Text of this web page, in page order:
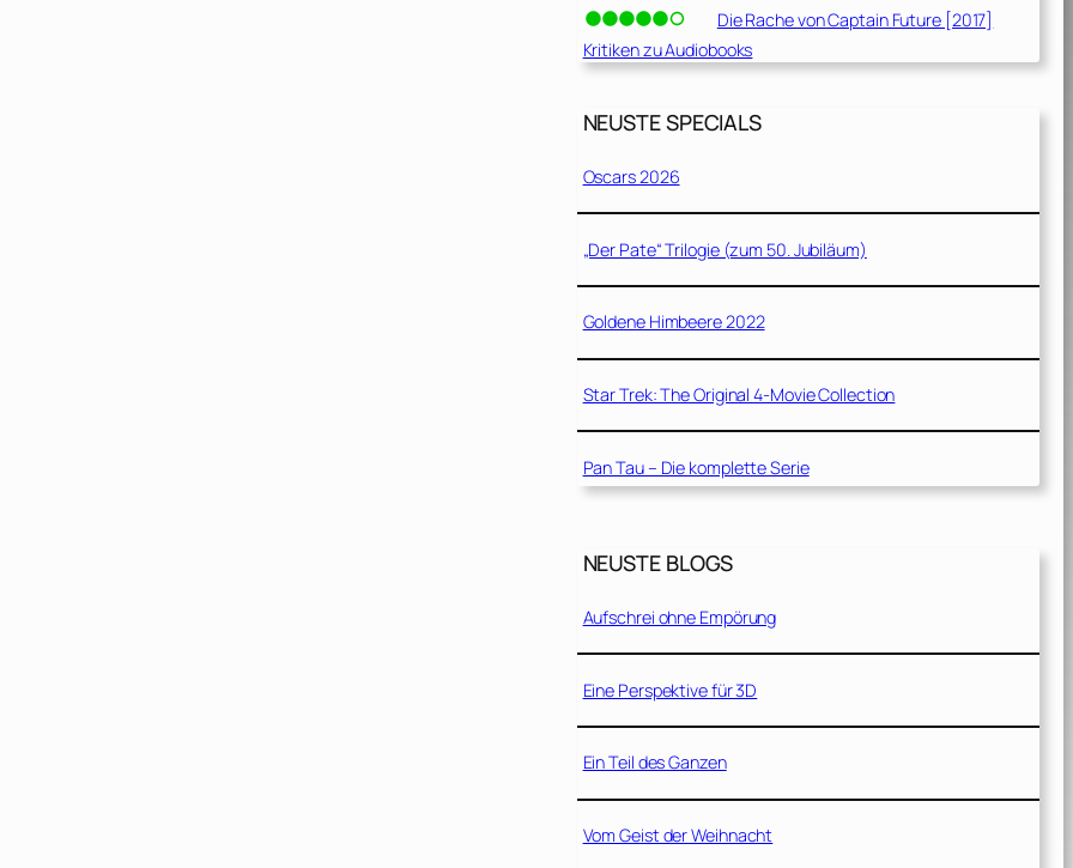
Die Rache von Captain Future [2017]
Kritiken zu Audiobooks
NEUSTE SPECIALS
Oscars 2026
„Der Pate“ Trilogie (zum 50. Jubiläum)
Goldene Himbeere 2022
Star Trek: The Original 4-Movie Collection
Pan Tau – Die komplette Serie
NEUSTE BLOGS
Aufschrei ohne Empörung
Eine Perspektive für 3D
Ein Teil des Ganzen
Vom Geist der Weihnacht